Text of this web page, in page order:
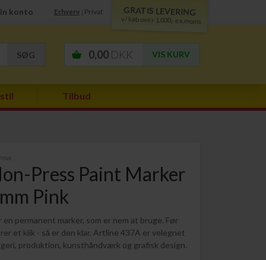
konto Erhverv Privat GRATIS LEVERING
v/ køb over 1.000,- ex.moms
VIS KURV
0,00 DKK
Tilbud
Press Paint Marker
Pink
permanent marker, som er nem at bruge. Før
et klik - så er den klar. Artline 437A er velegnet
produktion, kunsthåndværk og grafisk design.